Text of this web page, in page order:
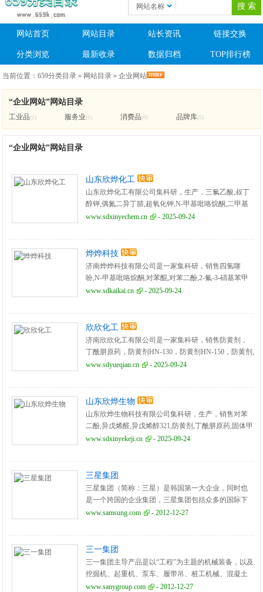
网站名称
网站首页 网站目录 站长资讯 链接交换
分类浏览 最新收录 数据归档 TOP排行榜
当前位置：659分类目录 » 网站目录 »企业网站
“企业网站”网站目录
工业品(1) 服务业(1) 消费品(0) 品牌库(5)
“企业网站”网站目录
山东欣烨化工
山东欣烨化工有限公司集科研，生产，三氟乙酸,叔丁
醇钾,偶氮二异丁腈,超氧化钾,N-甲基吡咯烷酮,二甲基
二硫醚,异丁酸,对氯苯酚,氧化苯乙烯，三氟丙酸乙酯,
间体,农药中间体,酚醛树脂等系列产品。
www.sdxinyechem.cn - 2025-09-24
烨烨科技
济南烨烨科技有限公司是一家集科研，销售四氢噻
吩,N-甲基吡咯烷酮,对苯醌,对苯二酚,2-氟-3-硝基苯甲
酸,三苯基膦,氧化苯乙烯,苯乙酮,间苯二甲醚,2-氰基吡
乙酮,间苯二甲醚,2-氰基吡嗪,二甲基硫醚,异戊烯醛,异
戊烯醇,环戊酮,丙二腈,偶氮二异丁腈,叔丁醇医药中间
体,酚醛树脂
www.sdkaikai.cn - 2025-09-24
欣欣化工
济南欣欣化工有限公司是一家集科研，销售防黄剂，
丁酰肼原药，防黄剂HN-130，防黄剂HN-150，防黄剂,
丁酰肼原药,异戊烯醇321,对苯二酚,异戊醇,异戊烯醛,异
www.sdyueqian.cn - 2025-09-24
山东欣烨生物
山东欣烨生物科技有限公司集科研，生产，销售对苯
二酚,异戊烯醛,异戊烯醇321,防黄剂,丁酰肼原药,固体甲
醇钠,甲醇钠溶液,乙醇钠溶液,丁酰肼原药,甲醇钠溶液,
品。
www.sdxinyekeji.cn - 2025-09-24
三星集团
三星集团（简称：三星）是韩国第一大企业，同时也
是一个跨国的企业集团，三星集团包括众多的国际下
属企业，旗下子公司有：三星电子、三星物产、三星
强企业之列，三星电子是旗下最大的子公司，目前已
是全球第二大手机生产商、全球营收最大的电子企
业，在2011年的全球企业市值中为1500亿美元。三星
集团是家族企业，李氏家族世袭，旗下各个三星产业
www.samsung.com - 2012-12-27
三一集团
三一集团主导产品是以“工程”为主题的机械装备，以及
挖掘机、起重机、泵车、履带吊、桩工机械、混凝土
机械、路面机械、建筑机械、港口机械、风电设备、
www.sanygroup.com - 2012-12-27